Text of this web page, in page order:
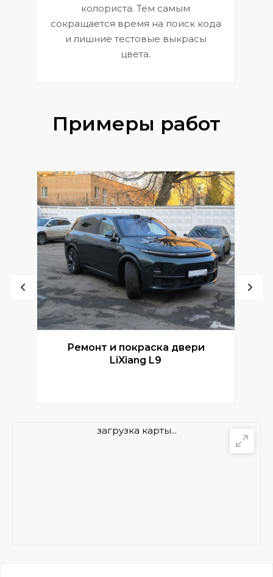
колориста. Тем самым
сокращается время на поиск кода
и лишние тестовые выкрасы
цвета.
Примеры работ
Ремонт и покраска двери
LiXiang L9
загрузка карты...